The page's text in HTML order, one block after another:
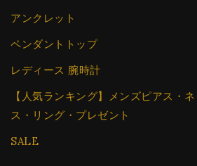
アンクレット
ペンダントトップ
レディース 腕時計
【人気ランキング】メンズピアス・
ス・リング・プレゼント
SALE